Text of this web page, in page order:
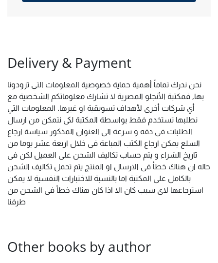
Delivery & Payment
نحن ندرك تماماً أهمية حماية خصوصية المعلومات التي تزودونا
بها, فمكتبة الأنجلو المصرية لا تشارك معلوماتكم الشخصية مع
أي شركات أخرى لأهداف تسويقية او غيرها. المعلومات التي
نطلبها تستخدم فقط بواسطة المكتبة لكى نتمكن من ارسال
الطلبات فى دقه و سرعة الى العنوان المذكور سياسة ارجاع
السلع يمكن ارجاع الكتب المباعة فى خلال اربعة عشر يوما من
تاريخ الشراء و يتم حساب تكاليف الشحن على العميل لكن فى
حاله ان هناك خطأ فى الارسال او المنتج يتم تحمل تكاليف الشحن
بالكامل على المكتبة اما بالنسبة للاختبارات النفسية لا يمكن
استرجاعها لاى سبب كان الا اذا كان هناك خطأ فى الشحن من
طرفنا
Other books by author